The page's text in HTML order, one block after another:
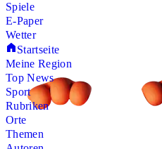
Spiele
E-Paper
Wetter
Startseite
Meine Region
Top News
Sport
Rubriken
Orte
Themen